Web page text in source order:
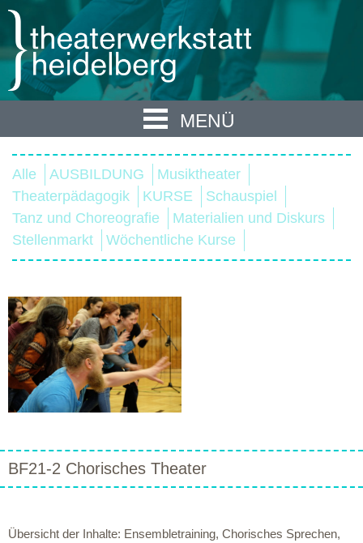
MENÜ
Alle AUSBILDUNG
Musiktheater
Theaterpädagogik
KURSE
Schauspiel
Tanz und Choreografie
Materialien und Diskurs
Stellenmarkt
Wöchentliche Kurse
BF21-2 Chorisches Theater
Übersicht der Inhalte: Ensembletraining, Chorisches Sprechen,